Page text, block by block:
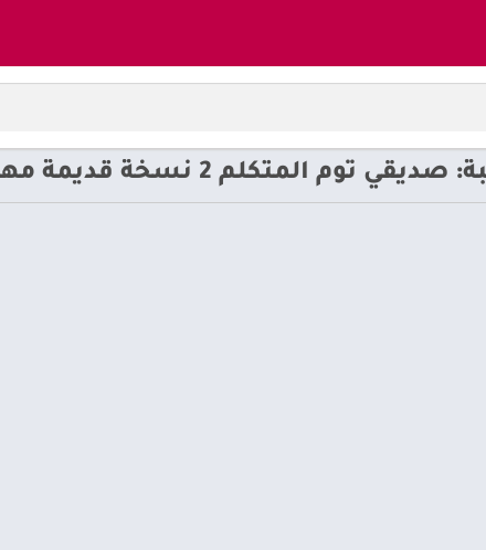
المتكلم 2 نسخة قديمة مهكرة